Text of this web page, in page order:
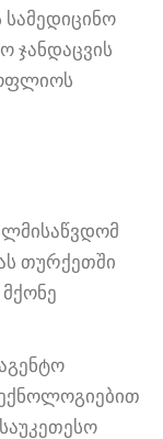
ჯანდაცვის
თურქეთში